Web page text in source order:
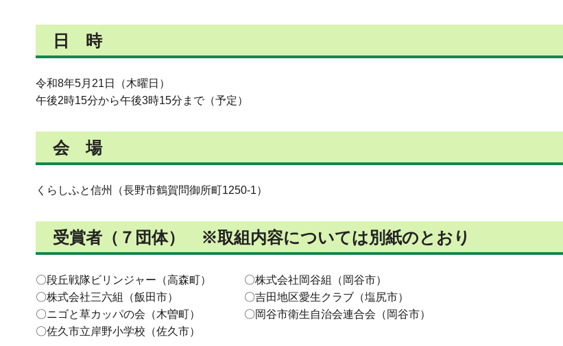
日 時
令和8年5月21日（木曜日）
午後2時15分から午後3時15分まで（予定）
会 場
くらしふと信州（長野市鶴賀問御所町1250-1）
受賞者（７団体） ※取組内容については別紙のとおり
〇段丘戦隊ビリンジャー（高森町） 〇株式会社岡谷組（岡谷市）
〇株式会社三六組（飯田市） 〇吉田地区愛生クラブ（塩尻市）
〇ニゴと草カッパの会（木曽町） 〇岡谷市衛生自治会連合会（岡谷市）
〇佐久市立岸野小学校（佐久市）